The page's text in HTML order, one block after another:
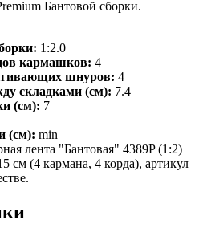
Бантовой сборки.
1:2.0
кармашков: 4
шнуров: 4
складками (см): 7.4
(см): 7
(см): min
лента "Бантовая" 4389P (1:2)
см (4 кармана, 4 корда), артикул